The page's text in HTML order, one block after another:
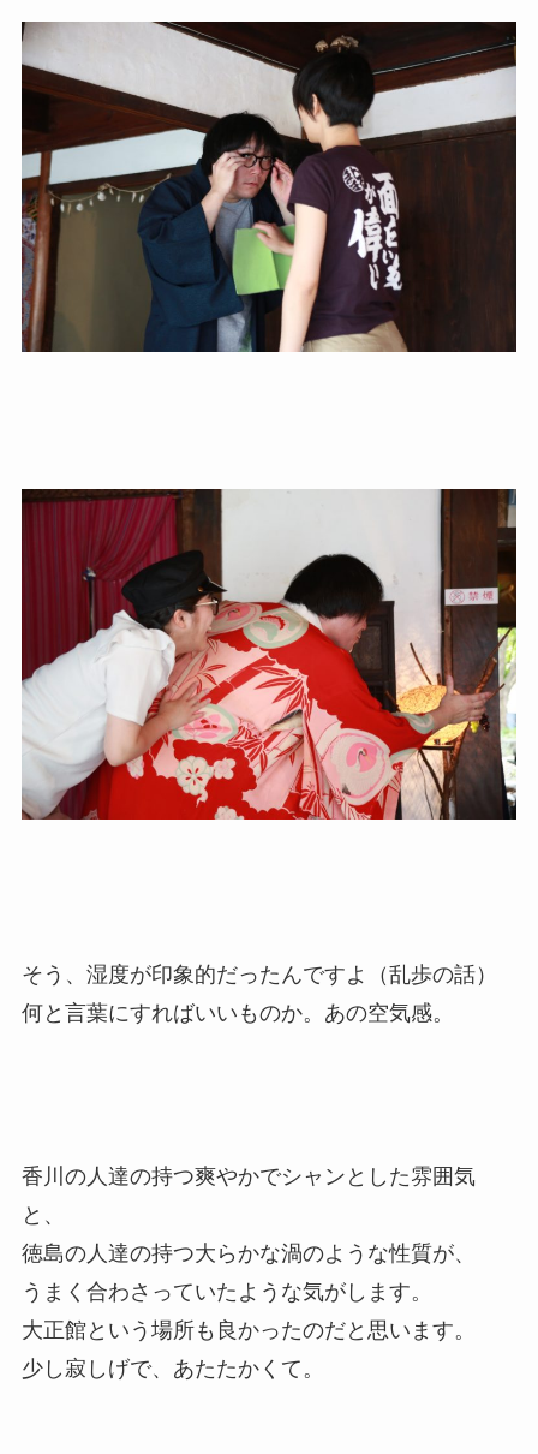
そう、湿度が印象的だったんですよ（乱歩の話）
何と言葉にすればいいものか。あの空気感。
香川の人達の持つ爽やかでシャンとした雰囲気
と、
徳島の人達の持つ大らかな渦のような性質が、
うまく合わさっていたような気がします。
大正館という場所も良かったのだと思います。
少し寂しげで、あたたかくて。